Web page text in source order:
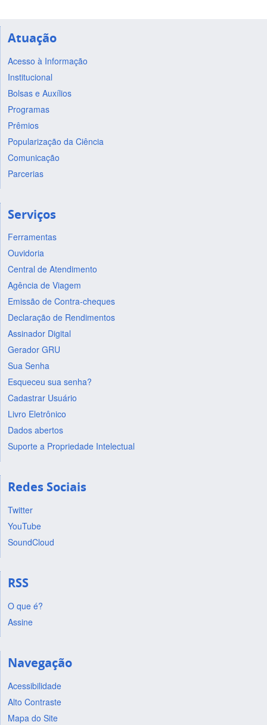
Atuação
Acesso à Informação
Institucional
Bolsas e Auxílios
Programas
Prêmios
Popularização da Ciência
Comunicação
Parcerias
Serviços
Ferramentas
Ouvidoria
Central de Atendimento
Agência de Viagem
Emissão de Contra-cheques
Declaração de Rendimentos
Assinador Digital
Gerador GRU
Sua Senha
Esqueceu sua senha?
Cadastrar Usuário
Livro Eletrônico
Dados abertos
Suporte a Propriedade Intelectual
Redes Sociais
Twitter
YouTube
SoundCloud
RSS
O que é?
Assine
Navegação
Acessibilidade
Alto Contraste
Mapa do Site